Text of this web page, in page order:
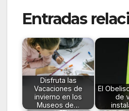
Entradas
Disfruta las
Vacaciones de
invierno en los
Museos de…
El
de